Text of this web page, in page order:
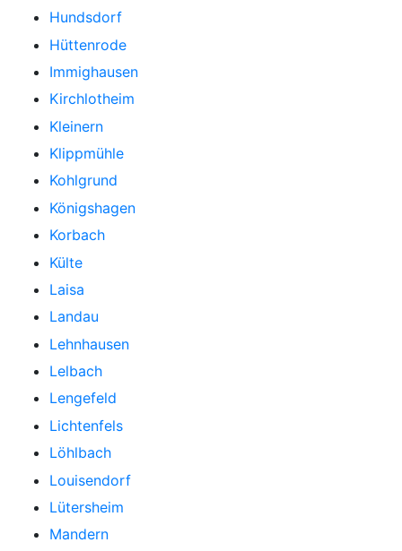
Hundsdorf
Hüttenrode
Immighausen
Kirchlotheim
Kleinern
Klippmühle
Kohlgrund
Königshagen
Korbach
Külte
Laisa
Landau
Lehnhausen
Lelbach
Lengefeld
Lichtenfels
Löhlbach
Louisendorf
Lütersheim
Mandern